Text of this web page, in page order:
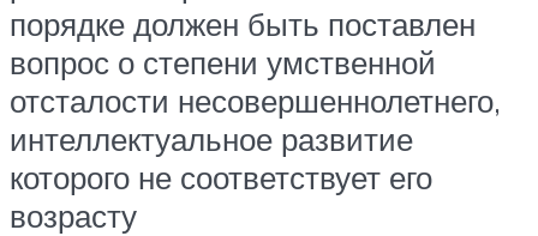
порядке должен быть поставлен
вопрос о степени умственной
отсталости несовершеннолетнего,
интеллектуальное развитие
которого не соответствует его
возрасту